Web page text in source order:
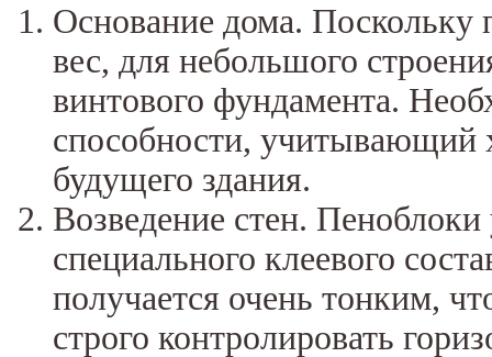
Основание дома.
вес, для небольшого
винтового фундамента.
способности, учитывающий
будущего здания.
Возведение стен.
специального клеевого
получается очень тонким,
строго контролировать